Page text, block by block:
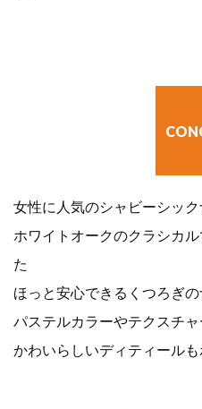
女性に人気のシャビーシッ
ホワイトオークのクラシカ
た
ほっと安心できるくつろぎ
パステルカラーやテクスチ
かわいらしいディティールも